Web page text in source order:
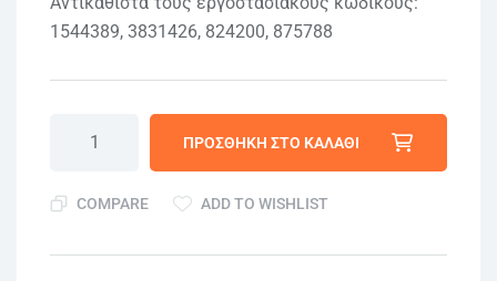
1544389, 3831426, 824200, 875788
ΠΡΟΣΘΉΚΗ ΣΤΟ ΚΑΛΆΘΙ
COMPARE ADD TO WISHLIST